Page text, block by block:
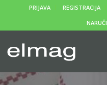
PRIJAVA REGISTRACIJA
NARUČI